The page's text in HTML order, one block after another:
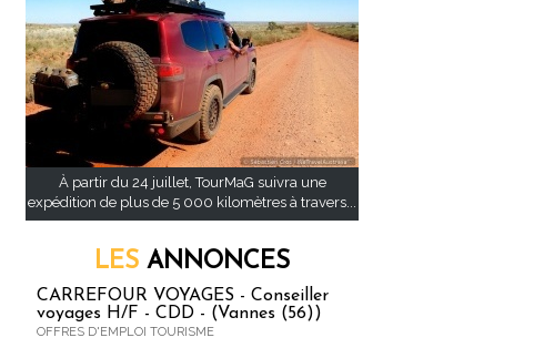
À partir du 24 juillet, TourMaG suivra une
expédition de plus de 5 000 kilomètres à travers...
LES ANNONCES
CARREFOUR VOYAGES - Conseiller
voyages H/F - CDD - (Vannes (56))
OFFRES D'EMPLOI TOURISME